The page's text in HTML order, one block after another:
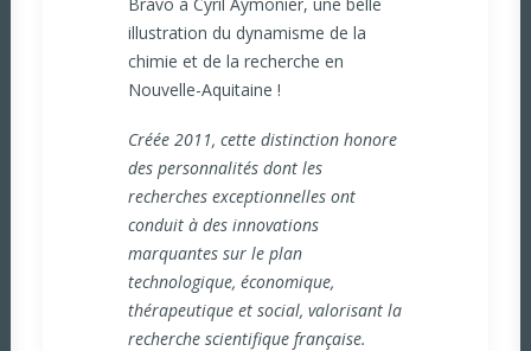
illustration du dynamisme de la
chimie et de la recherche en
Nouvelle-Aquitaine !
Créée 2011, cette distinction honore
des personnalités dont les
recherches exceptionnelles ont
conduit à des innovations
marquantes sur le plan
technologique, économique,
thérapeutique et social, valorisant la
recherche scientifique française.